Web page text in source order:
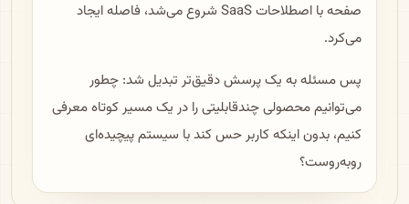
صفحه با اصطلاحات SaaS شروع می‌شد، فاصله ایجاد
می‌کرد.
پس مسئله به یک پرسش دقیق‌تر تبدیل شد: چطور
می‌توانیم محصولی چندقابلیتی را در یک مسیر کوتاه معرفی
کنیم، بدون اینکه کاربر حس کند با سیستم پیچیده‌ای
روبه‌روست؟